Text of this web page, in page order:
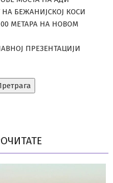
БЕЖАНИЈСКОЈ КОСИ
МЕТАРА НА НОВОМ
ПРЕЗЕНТАЦИЈИ